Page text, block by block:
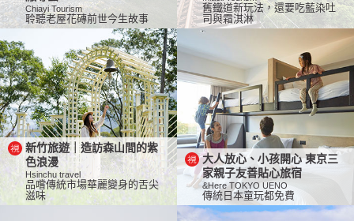
Chiayi Tourism
聆聽老屋花磚前世今生故事
舊鐵道新玩法，還要吃藍染吐
司與霜淇淋
新竹旅遊｜造訪森山間的紫
色浪漫
Hsinchu travel
品嚐傳統市場華麗變身的舌尖
滋味
大人放心、小孩開心 東京三
家親子友善貼心旅宿
&Here TOKYO UENO
傳統日本童玩都免費